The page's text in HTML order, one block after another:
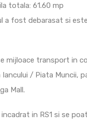
totala: 61.60 mp
a fost debarasat si
mijloace transport in
/ Piata Muncii,
Mall.
in RS1 si se